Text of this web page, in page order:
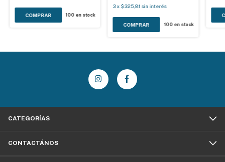
100 en stock
3x $325,81 sin interés
100 en stock
CATEGORÍAS
CONTACTÁNOS